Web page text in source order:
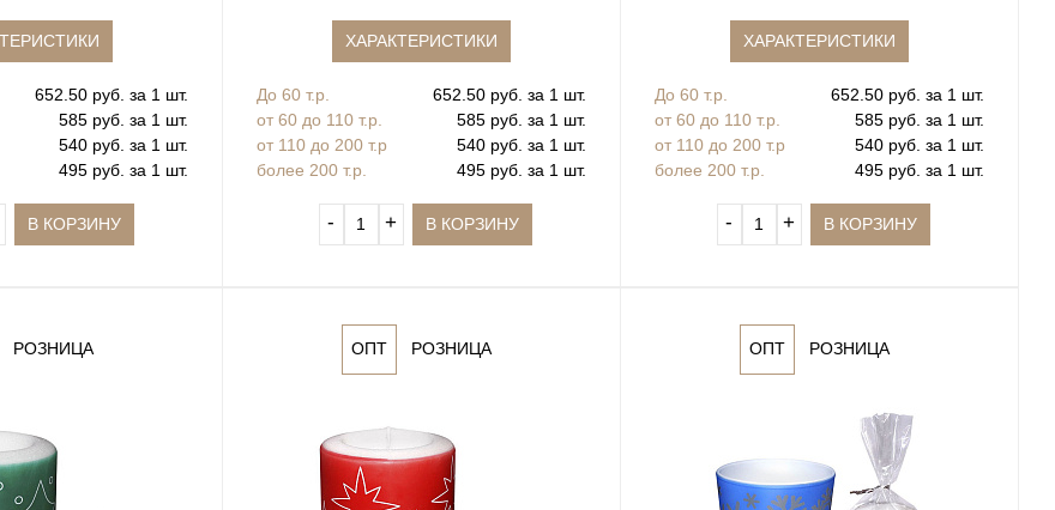
652.50 руб. за 1 шт.
585 руб. за 1 шт.
540 руб. за 1 шт.
495 руб. за 1 шт.
В КОРЗИНУ
ХАРАКТЕРИСТИКИ
До 60 т.р.
652.50 руб. за 1 шт.
от 60 до 110 т.р.
585 руб. за 1 шт.
от 110 до 200 т.р
540 руб. за 1 шт.
более 200 т.р.
495 руб. за 1 шт.
‐ + В КОРЗИНУ
ХАРАКТЕРИСТИКИ
До 60 т.р.
652.50 руб. за 1 шт.
от 60 до 110 т.р.
585 руб. за 1 шт.
от 110 до 200 т.р
540 руб. за 1 шт.
более 200 т.р.
495 руб. за 1 шт.
‐ + В КОРЗИНУ
РОЗНИЦА ОПТ РОЗНИЦА ОПТ РОЗНИЦА